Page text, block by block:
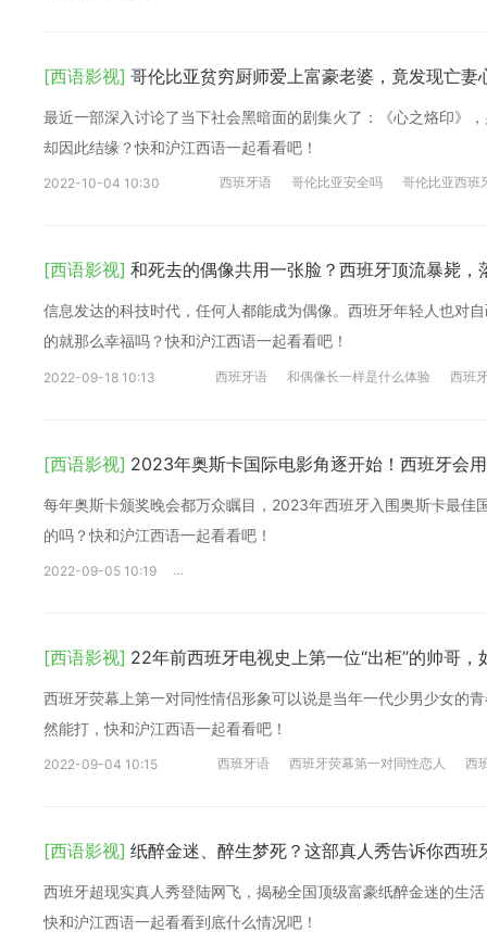
[西语影视] 哥伦比亚贫穷厨师爱上富豪老婆，竟发现亡妻
最近一部深入讨论了当下社会黑暗面的剧集火了：《心之烙印》
却因此结缘？快和沪江西语一起看看吧！
2022-10-04 10:30 西班牙语 哥伦比亚安全吗 哥伦比亚西班
[西语影视] 和死去的偶像共用一张脸？西班牙顶流暴毙，
信息发达的科技时代，任何人都能成为偶像。西班牙年轻人也对
的就那么幸福吗？快和沪江西语一起看看吧！
2022-09-18 10:13 西班牙语 和偶像长一样是什么体验 西班
[西语影视] 2023年奥斯卡国际电影角逐开始！西班牙会
每年奥斯卡颁奖晚会都万众瞩目，2023年西班牙入围奥斯卡最佳
的吗？快和沪江西语一起看看吧！
2022-09-05 10:19
[西语影视] 22年前西班牙电视史上第一位“出柜”的帅哥，
西班牙荧幕上第一对同性情侣形象可以说是当年一代少男少女的
然能打，快和沪江西语一起看看吧！
2022-09-04 10:15 西班牙语 西班牙荧幕第一对同性恋人 西
[西语影视] 纸醉金迷、醉生梦死？这部真人秀告诉你西班
西班牙超现实真人秀登陆网飞，揭秘全国顶级富豪纸醉金迷的生
快和沪江西语一起看看到底什么情况吧！